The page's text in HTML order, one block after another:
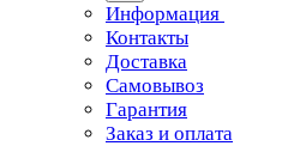
Информация
Контакты
Доставка
Самовывоз
Гарантия
Заказ и оплата